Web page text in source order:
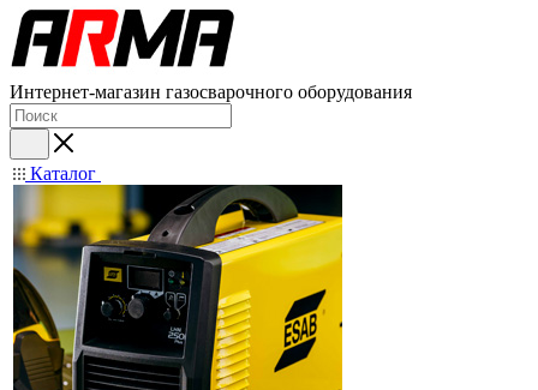
Интернет-магазин газосварочного оборудования
Каталог